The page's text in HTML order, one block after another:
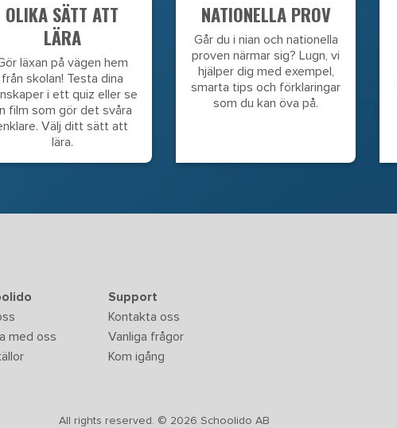
OLIKA SÄTT ATT
LÄRA
läxan på vägen hem
från skolan! Testa dina
i ett quiz eller se
film som gör det svåra
Välj ditt sätt att
lära.
NATIONELLA PROV
Går du i nian och nationella
proven närmar sig? Lugn, vi
hjälper dig med exempel,
smarta tips och förklaringar
som du kan öva på.
med oss
Support
Kontakta oss
Vanliga frågor
Kom igång
All rights reserved. © 2026 Schoolido AB